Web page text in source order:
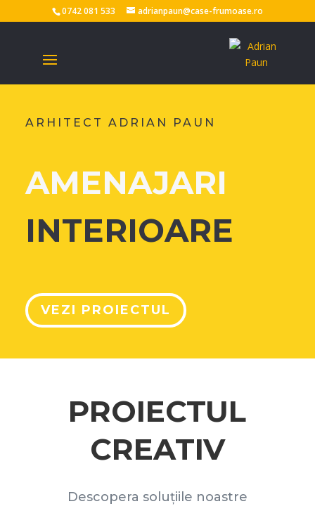
0742 081 533 adrianpaun@case-frumoase.ro
ARHITECT ADRIAN PAUN
AMENAJARI
INTERIOARE
VEZI PROIECTUL
PROIECTUL
CREATIV
Descopera soluțiile noastre